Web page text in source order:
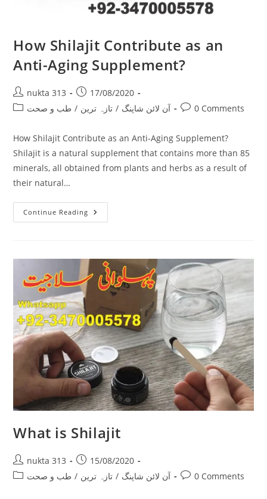
How Shilajit Contribute as an
Anti-Aging Supplement?
Post
author:
nukta 313
Post
published:
17/08/2020
Post
آن لائن شاپنگ / تازہ ترین / طب و صحت
Post0 Comments
How Shilajit Contribute as an Anti-Aging Supplement?
Shilajit is a natural supplement that contains more than 85
minerals, all obtained from plants and herbs as a result of
their natural…
Continue Reading How
Shilajit
Aging
Supplement?
What is Shilajit
Post
author:
nukta 313
Post
published:
15/08/2020
Post
آن لائن شاپنگ / تازہ ترین / طب و صحت
Post0 Comments